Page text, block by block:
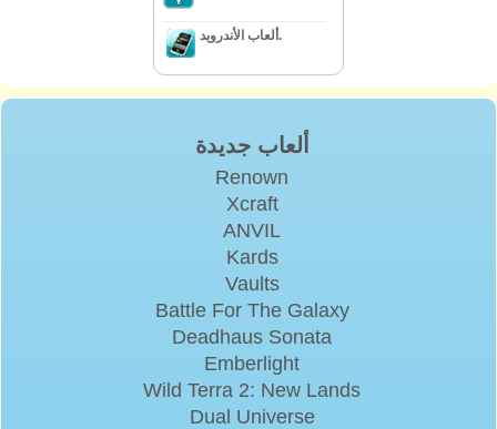
ألعاب الأندرويد.
ألعاب جديدة
Renown
Xcraft
ANVIL
Kards
Vaults
Battle For The Galaxy
Deadhaus Sonata
Emberlight
Wild Terra 2: New Lands
Dual Universe